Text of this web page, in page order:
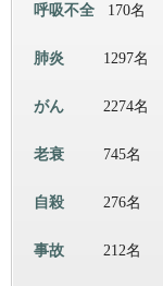
呼吸不全 170名
肺炎 1297名
がん 2274名
老衰 745名
自殺 276名
事故 212名